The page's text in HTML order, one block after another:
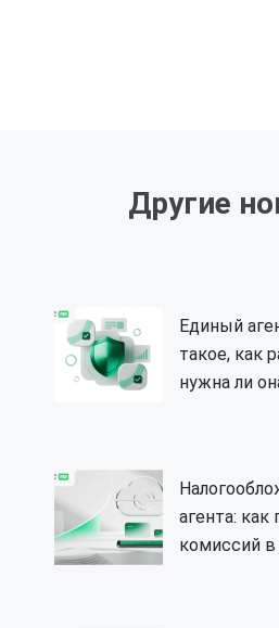
Другие
Единый
такое, как
нужна ли
агента: как
комиссий в